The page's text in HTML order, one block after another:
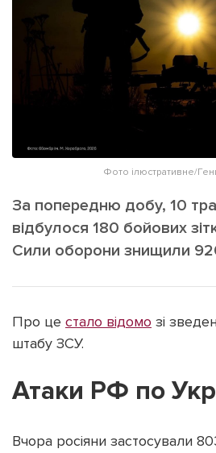
Картки
Розслідування
Лонгріди
Фото/
Made
Зв'язатися з нами
[email protected] Реклама на
Наші соц мережі
Фото ілюстративне/
За попередню добу, 10
відбулося 180 бойових
Сили оборони знищили
Про це стало відомо зі
штабу ЗСУ.
Атаки РФ по
Вчора росіяни застосували